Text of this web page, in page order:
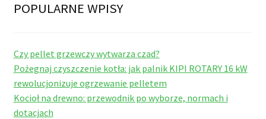
POPULARNE WPISY
Czy pellet grzewczy wytwarza czad?
Pożegnaj czyszczenie kotła: jak palnik KIPI ROTARY 16 kW
rewolucjonizuje ogrzewanie pelletem
Kocioł na drewno: przewodnik po wyborze, normach i
dotacjach